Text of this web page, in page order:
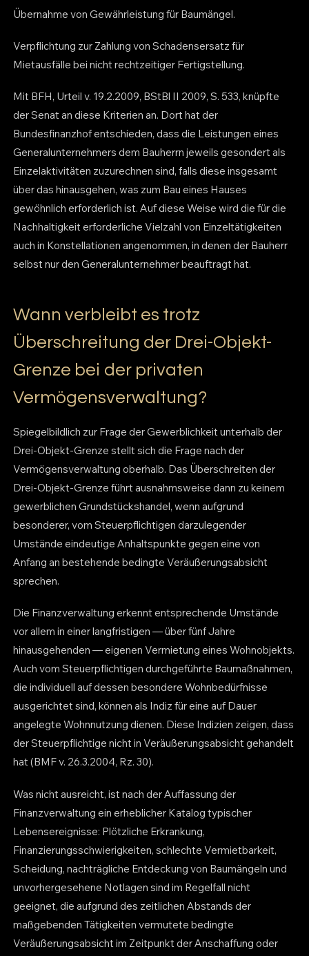
Übernahme von Gewährleistung für Baumängel.
Verpflichtung zur Zahlung von Schadensersatz für
Mietausfälle bei nicht rechtzeitiger Fertigstellung.
Mit BFH, Urteil v. 19.2.2009, BStBl II 2009, S. 533, knüpfte
der Senat an diese Kriterien an. Dort hat der
Bundesfinanzhof entschieden, dass die Leistungen eines
Generalunternehmers dem Bauherrn jeweils gesondert als
Einzelaktivitäten zuzurechnen sind, falls diese insgesamt
über das hinausgehen, was zum Bau eines Hauses
gewöhnlich erforderlich ist. Auf diese Weise wird die für die
Nachhaltigkeit erforderliche Vielzahl von Einzeltätigkeiten
auch in Konstellationen angenommen, in denen der Bauherr
selbst nur den Generalunternehmer beauftragt hat.
Wann verbleibt es trotz
Überschreitung der Drei-Objekt-
Grenze bei der privaten
Vermögensverwaltung?
Spiegelbildlich zur Frage der Gewerblichkeit unterhalb der
Drei-Objekt-Grenze stellt sich die Frage nach der
Vermögensverwaltung oberhalb. Das Überschreiten der
Drei-Objekt-Grenze führt ausnahmsweise dann zu keinem
gewerblichen Grundstückshandel, wenn aufgrund
besonderer, vom Steuerpflichtigen darzulegender
Umstände eindeutige Anhaltspunkte gegen eine von
Anfang an bestehende bedingte Veräußerungsabsicht
sprechen.
Die Finanzverwaltung erkennt entsprechende Umstände
vor allem in einer langfristigen — über fünf Jahre
hinausgehenden — eigenen Vermietung eines Wohnobjekts.
Auch vom Steuerpflichtigen durchgeführte Baumaßnahmen,
die individuell auf dessen besondere Wohnbedürfnisse
ausgerichtet sind, können als Indiz für eine auf Dauer
angelegte Wohnnutzung dienen. Diese Indizien zeigen, dass
der Steuerpflichtige nicht in Veräußerungsabsicht gehandelt
hat (BMF v. 26.3.2004, Rz. 30).
Was nicht ausreicht, ist nach der Auffassung der
Finanzverwaltung ein erheblicher Katalog typischer
Lebensereignisse: Plötzliche Erkrankung,
Finanzierungsschwierigkeiten, schlechte Vermietbarkeit,
Scheidung, nachträgliche Entdeckung von Baumängeln und
unvorhergesehene Notlagen sind im Regelfall nicht
geeignet, die aufgrund des zeitlichen Abstands der
maßgebenden Tätigkeiten vermutete bedingte
Veräußerungsabsicht im Zeitpunkt der Anschaffung oder